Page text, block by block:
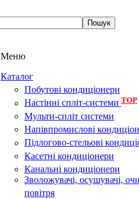
Меню
Каталог
Побутові кондиціонери
Настінні спліт-системи TOP
Мульти-спліт системи
Напівпромислові
Підлогово-стельові
Касетні кондиціонери
Канальні кондиціонери
Зволожувачі, осушувачі,
повітря